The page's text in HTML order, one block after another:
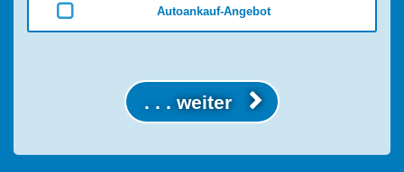
Autoankauf-Angebot
. . . weiter